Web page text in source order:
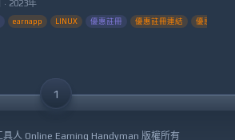
· 2023年
earnapp LINUX 優惠註冊 優惠註冊連結 優惠賺錢
1
具人 Online Earning Handyman 版權所有